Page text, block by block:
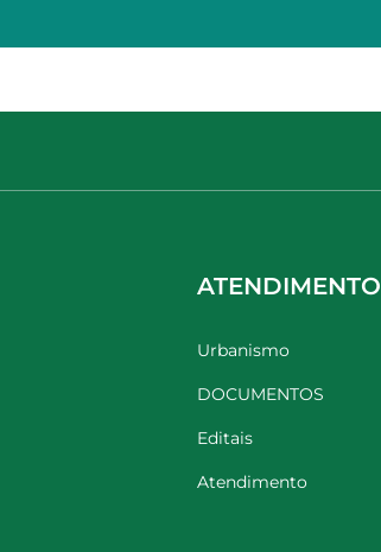
ATENDIMENTO
Urbanismo
DOCUMENTOS
Editais
Atendimento